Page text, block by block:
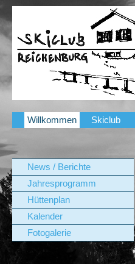
Willkommen Skiclub
News / Berichte
Jahresprogramm
Hüttenplan
Kalender
Fotogalerie